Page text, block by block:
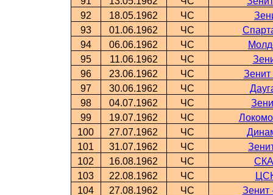
92
18.05.1962 ЧС
93
01.06.1962 ЧС
94
06.06.1962 ЧС
95
11.06.1962 ЧС
96
23.06.1962 ЧС
Зенит
97
30.06.1962 ЧС
98
04.07.1962 ЧС
99
19.07.1962 ЧС
100
27.07.1962 ЧС
101
31.07.1962 ЧС
102
16.08.1962 ЧС
103
22.08.1962 ЧС
104
27.08.1962 ЧС
Зенит